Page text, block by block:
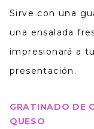
Sirve con una
una ensalada
impresionará a
presentación​.
GRATINADO DE
QUESO